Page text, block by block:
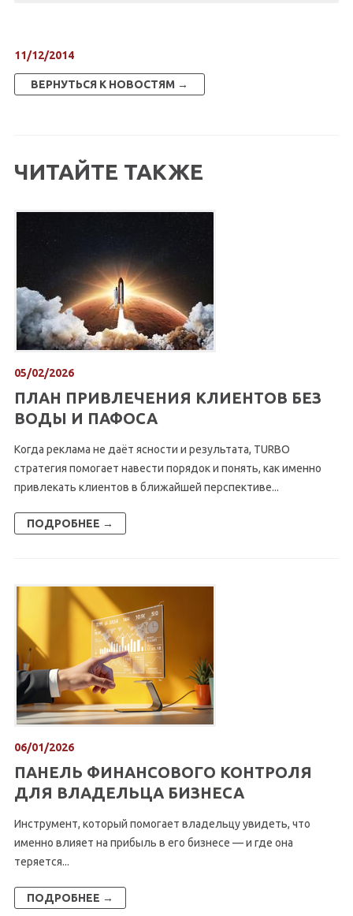
11/12/2014
ВЕРНУТЬСЯ К НОВОСТЯМ →
ЧИТАЙТЕ ТАКЖЕ
05/02/2026
ПЛАН ПРИВЛЕЧЕНИЯ КЛИЕНТОВ БЕЗ
ВОДЫ И ПАФОСА
Когда реклама не даёт ясности и результата, TURBO
стратегия помогает навести порядок и понять, как именно
привлекать клиентов в ближайшей перспективе...
ПОДРОБНЕЕ →
06/01/2026
ПАНЕЛЬ ФИНАНСОВОГО КОНТРОЛЯ
ДЛЯ ВЛАДЕЛЬЦА БИЗНЕСА
Инструмент, который помогает владельцу увидеть, что
именно влияет на прибыль в его бизнесе — и где она
теряется...
ПОДРОБНЕЕ →